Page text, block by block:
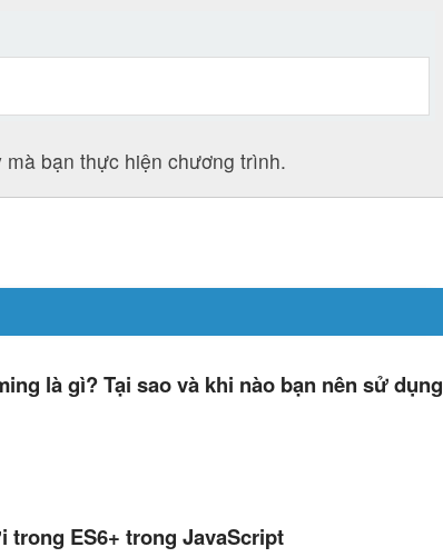
bạn thực hiện chương trình.
là gì? Tại sao và khi nào bạn nên sử dụng
trong ES6+ trong JavaScript